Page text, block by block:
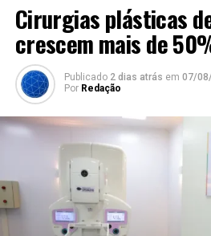
Cirurgias plásticas
crescem mais de
Publicado 2 dias atrás em 07/
Por Redação